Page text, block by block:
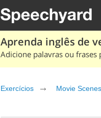
Aprenda inglês de
Adicione palavras ou
Exercícios Movie Scenes